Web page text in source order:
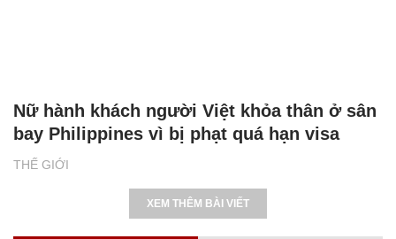
THẾ GIỚI
Nữ hành khách người Việt khỏa thân ở sân
bay Philippines vì bị phạt quá hạn visa
XEM THÊM BÀI VIẾT